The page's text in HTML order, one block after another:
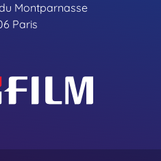
Montparnasse
Paris